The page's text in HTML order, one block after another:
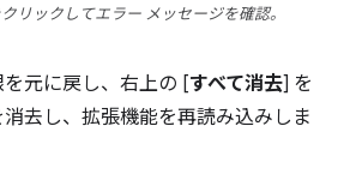
リックしてエラー メッセージを確認。
元に戻し、右上の [すべて消去] を
去し、拡張機能を再読み込みしま